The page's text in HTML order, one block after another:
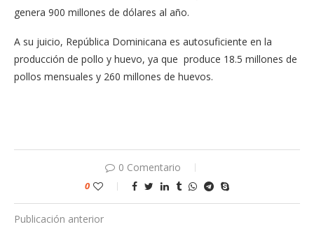
genera 900 millones de dólares al año.
A su juicio, República Dominicana es autosuficiente en la
producción de pollo y huevo, ya que produce 18.5 millones de
pollos mensuales y 260 millones de huevos.
0 Comentario
0
Publicación anterior